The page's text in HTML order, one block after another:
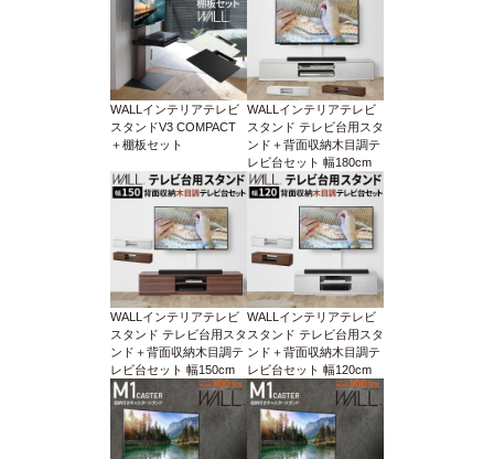
WALLインテリアテレビ
スタンドV3 COMPACT
＋棚板セット
WALLインテリアテレビ
スタンド テレビ台用スタ
ンド＋背面収納木目調テ
レビ台セット 幅180cm
WALLインテリアテレビ
スタンド テレビ台用スタ
ンド＋背面収納木目調テ
レビ台セット 幅150cm
WALLインテリアテレビ
スタンド テレビ台用スタ
ンド＋背面収納木目調テ
レビ台セット 幅120cm